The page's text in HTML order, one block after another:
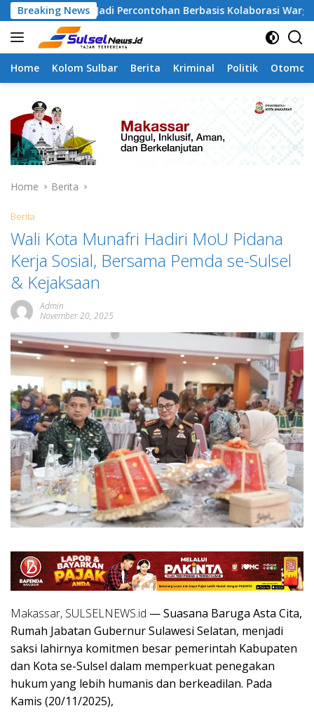
Skip
to
content
Breaking News
Jadi Percontohan Berbasis Kolaborasi Warga Pilah
Home Kolom Sulbar Berita Kriminal Politik
Home Berita
Berita
Wali Kota Munafri Hadiri MoU Pidana
Kerja Sosial, Bersama Pemda se-Sulsel
& Kejaksaan
Admin
November 20, 2025
Makassar, SULSELNEWS.id — Suasana Baruga Asta Cita,
Rumah Jabatan Gubernur Sulawesi Selatan, menjadi
saksi lahirnya komitmen besar pemerintah Kabupaten
dan Kota se-Sulsel dalam memperkuat penegakan
hukum yang lebih humanis dan berkeadilan. Pada
Kamis (20/11/2025),